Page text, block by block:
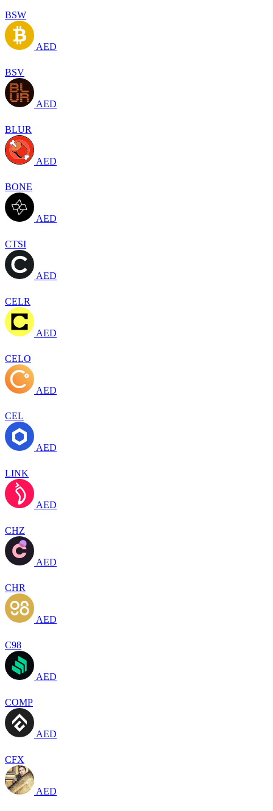
BSW
AED
BSV
AED
BLUR
AED
BONE
AED
CTSI
AED
CELR
AED
CELO
AED
CEL
AED
LINK
AED
CHZ
AED
CHR
AED
C98
AED
COMP
AED
CFX
AED